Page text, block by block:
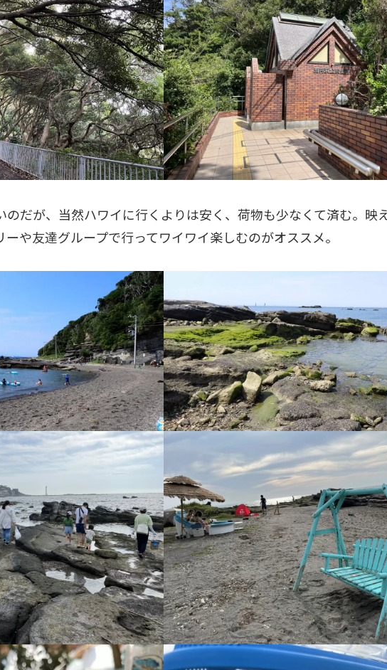
のだが、当然ハワイに行くよりは安く、荷物も少なくて済む。映
や友達グループで行ってワイワイ楽しむのがオススメ。